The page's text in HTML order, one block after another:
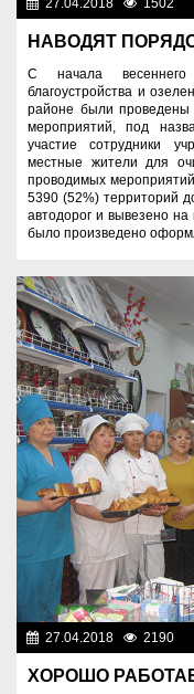
НАВОДЯТ
С начала весеннего
благоустройства и
районе были проведены
мероприятий, под
участие сотрудники
местные жители для
проводимых
5390 (52%) территорий
автодорог и вывезено на
было произведено
27.04.2018 2190
ХОРОШО